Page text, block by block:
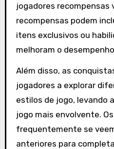
jogadores recompensas
recompensas podem
itens exclusivos ou
melhoram o
Além disso, as
jogadores a explorar
estilos de jogo, levando
jogo mais envolvente.
frequentemente se
anteriores para